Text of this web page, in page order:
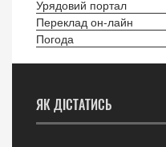
Урядовий портал
Переклад он-лайн
Погода
ЯК ДІСТАТИСЬ